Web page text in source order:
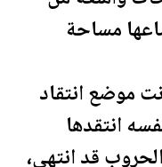
مساحة
موضع انتقاد
انتقدها
قد انتهى،